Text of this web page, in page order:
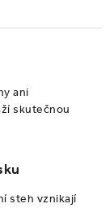
ani
skutečnou
steh vznikají